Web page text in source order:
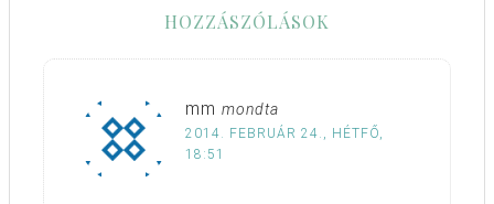
HOZZÁSZÓLÁSOK
mm mondta
2014. FEBRUÁR 24., HÉTFŐ,
18:51